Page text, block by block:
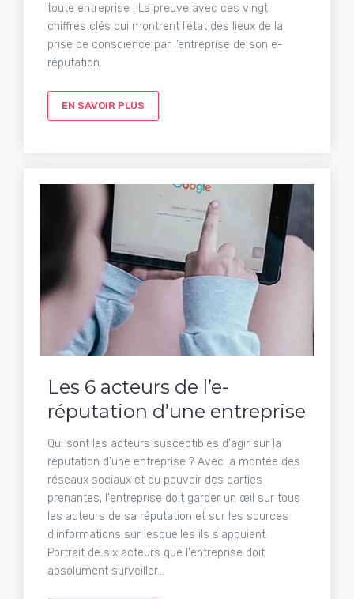
toute entreprise ! La preuve avec ces vingt
chiffres clés qui montrent l’état des lieux de la
prise de conscience par l’entreprise de son e-
réputation.
EN SAVOIR PLUS
Les 6 acteurs de l’e-
réputation d’une entreprise
Qui sont les acteurs susceptibles d'agir sur la
réputation d’une entreprise ? Avec la montée des
réseaux sociaux et du pouvoir des parties
prenantes, l'entreprise doit garder un œil sur tous
les acteurs de sa réputation et sur les sources
d'informations sur lesquelles ils s'appuient.
Portrait de six acteurs que l'entreprise doit
absolument surveiller...